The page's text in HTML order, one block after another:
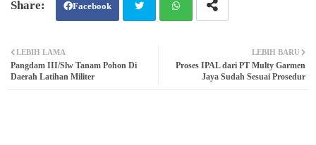
Facebook
ter atsa
LEBIH BARU
Proses IPAL dari PT Multy Garmen
Jaya Sudah Sesuai Prosedur
LEBIH LAMA
Pangdam III/Slw Tanam Pohon Di
Daerah Latihan Militer